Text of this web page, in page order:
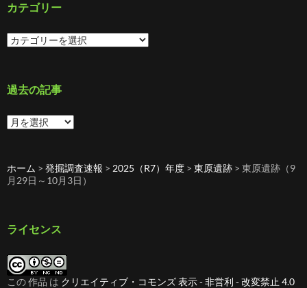
カテゴリー
カ
テ
ー
過去の記事
過
去
事
ホーム > 発掘調査速報 > 2025（R7）年度 > 東原遺跡 > 東原遺跡（9
月29日～10月3日）
ライセンス
この 作品 は クリエイティブ・コモンズ 表示 - 非営利 - 改変禁止 4.0